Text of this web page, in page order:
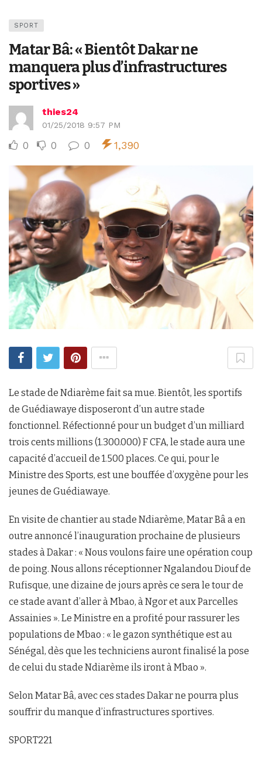
SPORT
Matar Bâ: « Bientôt Dakar ne
manquera plus d’infrastructures
sportives »
thies24
01/25/2018 9:57 PM
0 0 0 1,390
Le stade de Ndiarème fait sa mue. Bientôt, les sportifs
de Guédiawaye disposeront d’un autre stade
fonctionnel. Réfectionné pour un budget d’un milliard
trois cents millions (1.300.000) F CFA, le stade aura une
capacité d’accueil de 1.500 places. Ce qui, pour le
Ministre des Sports, est une bouffée d’oxygène pour les
jeunes de Guédiawaye.
En visite de chantier au stade Ndiarème, Matar Bâ a en
outre annoncé l’inauguration prochaine de plusieurs
stades à Dakar : « Nous voulons faire une opération coup
de poing. Nous allons réceptionner Ngalandou Diouf de
Rufisque, une dizaine de jours après ce sera le tour de
ce stade avant d’aller à Mbao, à Ngor et aux Parcelles
Assainies ». Le Ministre en a profité pour rassurer les
populations de Mbao : « le gazon synthétique est au
Sénégal, dès que les techniciens auront finalisé la pose
de celui du stade Ndiarème ils iront à Mbao ».
Selon Matar Bâ, avec ces stades Dakar ne pourra plus
souffrir du manque d’infrastructures sportives.
SPORT221